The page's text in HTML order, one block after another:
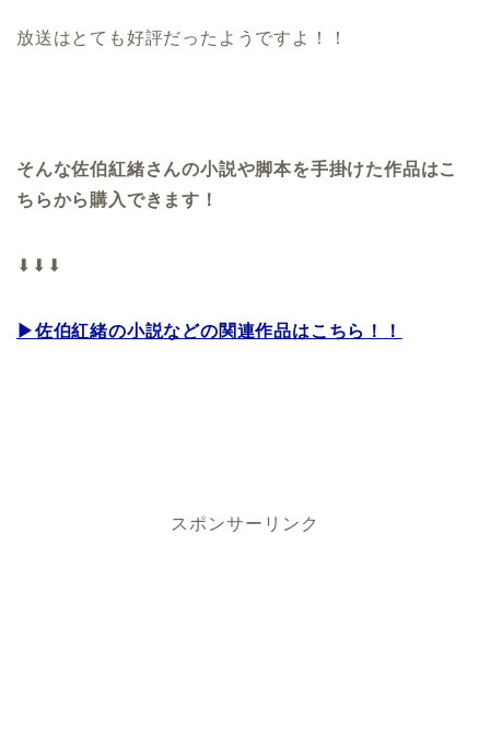
放送はとても好評だったようですよ！！
そんな佐伯紅緒さんの小説や脚本を手掛けた作品はこ
ちらから購入できます！
⬇⬇⬇
▶佐伯紅緒の小説などの関連作品はこちら！！
スポンサーリンク